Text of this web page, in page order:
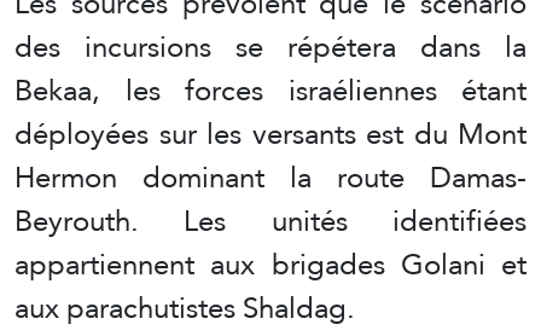
des incursions se répétera dans la
Bekaa, les forces israéliennes étant
déployées sur les versants est du Mont
Hermon dominant la route Damas-
Beyrouth. Les unités identifiées
appartiennent aux brigades Golani et
aux parachutistes Shaldag.